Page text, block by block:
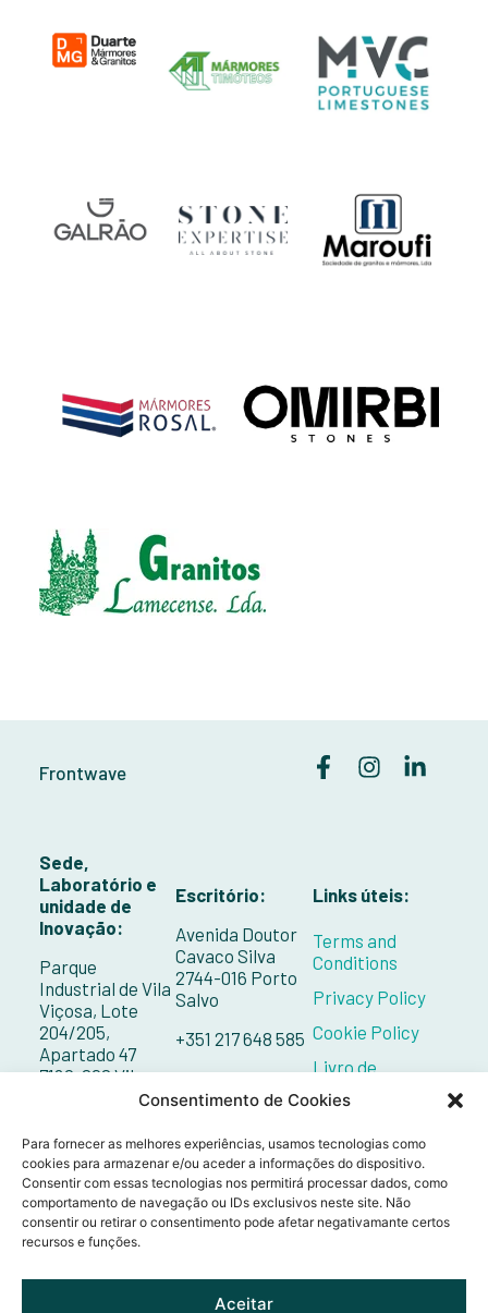
Consentimento de Cookies
Para fornecer as melhores experiências, usamos tecnologias como
cookies para armazenar e/ou aceder a informações do dispositivo.
Consentir com essas tecnologias nos permitirá processar dados, como
comportamento de navegação ou IDs exclusivos neste site. Não
consentir ou retirar o consentimento pode afetar negativamante certos
recursos e funções.
Aceitar
Frontwave
Sede,
Laboratório e
unidade de
Inovação:
Parque
Industrial de Vila
Viçosa, Lote
204/205,
Apartado 47
7160-292 Vila
+351 268 098 132
Escritório:
Avenida Doutor
Cavaco Silva
2744-016 Porto
Salvo
+351 217 648 585
Links úteis:
Terms and
Conditions
Privacy Policy
Cookie Policy
Livro de
Reclamações